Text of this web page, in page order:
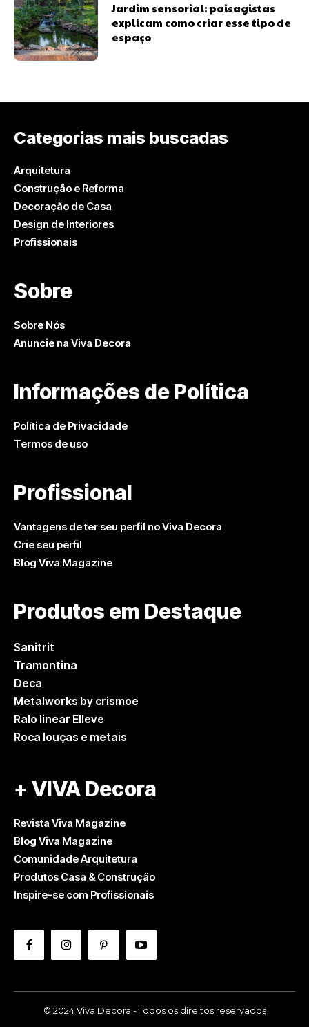
Jardim sensorial: paisagistas
explicam como criar esse tipo de
espaço
Categorias mais buscadas
Arquitetura
Construção e Reforma
Decoração de Casa
Design de Interiores
Profissionais
Sobre
Sobre Nós
Anuncie na Viva Decora
Informações de Política
Política de Privacidade
Termos de uso
Profissional
Vantagens de ter seu perfil no Viva Decora
Crie seu perfil
Blog Viva Magazine
Produtos em Destaque
Sanitrit
Tramontina
Deca
Metalworks by crismoe
Ralo linear Elleve
Roca louças e metais
+ VIVA Decora
Revista Viva Magazine
Blog Viva Magazine
Comunidade Arquitetura
Produtos Casa & Construção
Inspire-se com Profissionais
© 2024 Viva Decora - Todos os direitos reservados